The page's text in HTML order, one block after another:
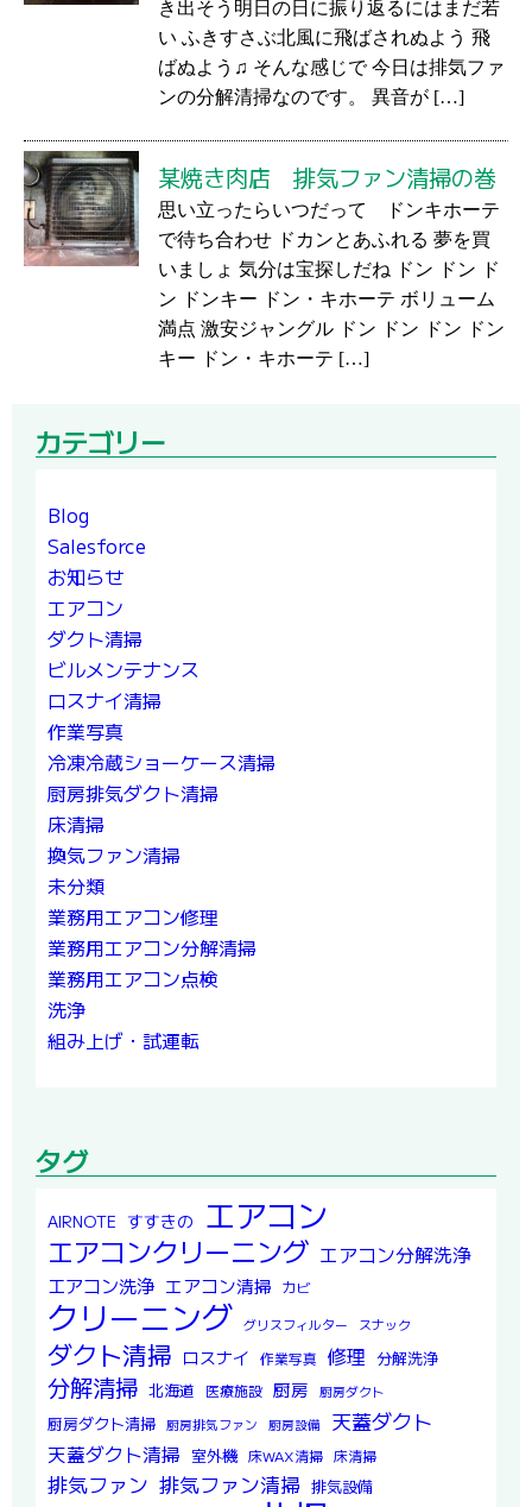
き出そう明日の日に振り返るにはまだ若
い ふきすさぶ北風に飛ばされぬよう 飛
ばぬよう♫ そんな感じで 今日は排気ファ
ンの分解清掃なのです。 異音が […]
某焼き肉店 排気ファン清掃の巻
思い立ったらいつだって ドンキホーテ
で待ち合わせ ドカンとあふれる 夢を買
いましょ 気分は宝探しだね ドン ドン ド
ン ドンキー ドン・キホーテ ボリューム
満点 激安ジャングル ドン ドン ドン ドン
キー ドン・キホーテ […]
カテゴリー
Blog
Salesforce
お知らせ
エアコン
ダクト清掃
ビルメンテナンス
ロスナイ清掃
作業写真
冷凍冷蔵ショーケース清掃
厨房排気ダクト清掃
床清掃
換気ファン清掃
未分類
業務用エアコン修理
業務用エアコン分解清掃
業務用エアコン点検
洗浄
組み上げ・試運転
タグ
AIRNOTE すすきの エアコン
エアコンクリーニング エアコン分解洗浄
エアコン洗浄 エアコン清掃 カビ
クリーニング グリスフィルター スナック
ダクト清掃 ロスナイ 作業写真 修理 分解洗浄
分解清掃 北海道 医療施設 厨房 厨房ダクト
厨房ダクト清掃 厨房排気ファン 厨房設備 天蓋ダクト
天蓋ダクト清掃 室外機 床WAX清掃 床清掃
排気ファン 排気ファン清掃 排気設備